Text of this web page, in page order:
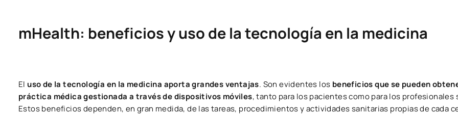
mHealth: beneficios y uso de la tecnología en la medicina
El uso de la tecnología en la medicina aporta grandes ventajas. Son evidentes los beneficios que se pueden
práctica médica gestionada a través de dispositivos móviles, tanto para los pacientes como para los profesionales
Estos beneficios dependen, en gran medida, de las tareas, procedimientos y actividades sanitarias propias de cada